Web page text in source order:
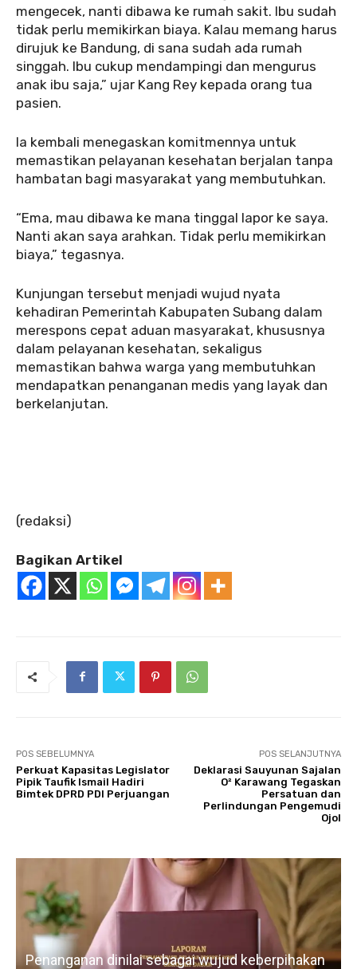
mengecek, nanti dibawa ke rumah sakit. Ibu sudah
tidak perlu memikirkan biaya. Kalau memang harus
dirujuk ke Bandung, di sana sudah ada rumah
singgah. Ibu cukup mendampingi dan mengurus
anak ibu saja,” ujar Kang Rey kepada orang tua
pasien.
Ia kembali menegaskan komitmennya untuk
memastikan pelayanan kesehatan berjalan tanpa
hambatan bagi masyarakat yang membutuhkan.
“Ema, mau dibawa ke mana tinggal lapor ke saya.
Nanti akan saya arahkan. Tidak perlu memikirkan
biaya,” tegasnya.
Kunjungan tersebut menjadi wujud nyata
kehadiran Pemerintah Kabupaten Subang dalam
merespons cepat aduan masyarakat, khususnya
dalam pelayanan kesehatan, sekaligus
memastikan bahwa warga yang membutuhkan
mendapatkan penanganan medis yang layak dan
berkelanjutan.
(redaksi)
Bagikan Artikel
POS SEBELUMNYA
Perkuat Kapasitas Legislator
Pipik Taufik Ismail Hadiri
Bimtek DPRD PDI Perjuangan
POS SELANJUTNYA
Deklarasi Sauyunan Sajalan
O² Karawang Tegaskan
Persatuan dan
Perlindungan Pengemudi
Ojol
Penanganan dinilai sebagai wujud keberpihakan